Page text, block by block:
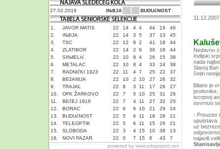
27.02.2019 INđIJA BUDUćNOST
1. JAVOR MATIS 22 14 4 4 44 19
46
2.
INđIJA 22 14 3 5 37 13
45
3.
TSC 22 12 8 2 41 18
44
4.
ZLATIBOR 22 14 2 6 36 18
44
5.
SINđELIć 22 10 8 4 26 15
38
6.
METALAC 22 10 8 4 33 24
38
7.
RADNIčKI 1923 22 11 4 7 25 22
37
8.
BEžANIJA 22 10 2 10 27 26
32
9.
TRAJAL 22 8 3 11 17 26
27
10.
OFK ŽARKOVO 22 7 5 10 25 31
26
11.
BEčEJ 1918 22 7 4 11 27 32
25
12.
BORAC 22 6 6 10 21 29
24
13.
BUDUćNOST 22 5 6 11 18 28
21
14.
TELEOPTIK 22 5 6 11 15 26
21
15.
SLOBODA 22 3 4 15 10 38
13
16.
NOVI PAZAR 22 0 7 15 6 43
7
powered by www.srbijasport.net
11.12.2007
Nedavno
Inđijski
nada
Slanoj
četiri
Bilans je
protivnike,
iscrpnoj
osvrnuo
- Preuzeo
uz
najavili